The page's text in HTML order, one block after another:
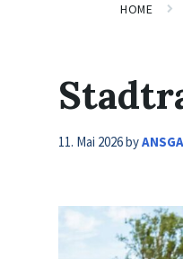
HOME
11. Mai 2026by